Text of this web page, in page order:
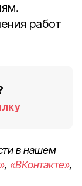
работ
в нашем
, «ВКонтакте»,